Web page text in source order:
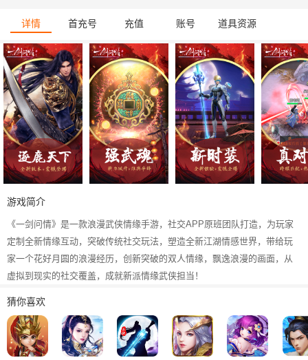
详情 首充号 充值 账号 道具资源
游戏简介
《一剑问情》是一款浪漫武侠情缘手游，社交APP原班团队打造，为玩家
定制全新情缘互动，突破传统社交玩法，塑造全新江湖情感世界，带给玩
家一个花好月圆的浪漫经历，创新突破的双人情缘，飘逸浪漫的画面，从
虚拟到现实的社交覆盖，成就新派情缘武侠担当！
猜你喜欢